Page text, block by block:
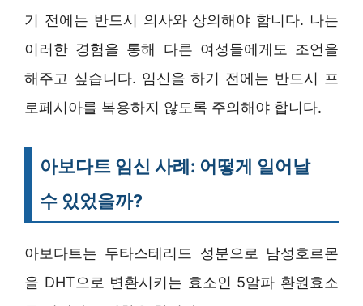
기 전에는 반드시 의사와 상의해야 합니다. 나는
이러한 경험을 통해 다른 여성들에게도 조언을
해주고 싶습니다. 임신을 하기 전에는 반드시 프
로페시아를 복용하지 않도록 주의해야 합니다.
아보다트 임신 사례: 어떻게 일어날
수 있었을까?
아보다트는 두타스테리드 성분으로 남성호르몬
을 DHT으로 변환시키는 효소인 5알파 환원효소